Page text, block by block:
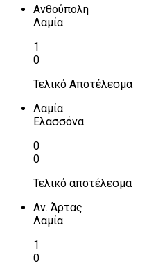
Ανθούπολη
Λαμία
1
0
Τελικό Αποτέλεσμα
Λαμία
Ελασσόνα
0
0
Τελικό αποτέλεσμα
Αν. Άρτας
Λαμία
1
0